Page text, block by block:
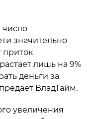
число
значительно
приток
лишь на 9%
деньги за
ВладТайм.
увеличения